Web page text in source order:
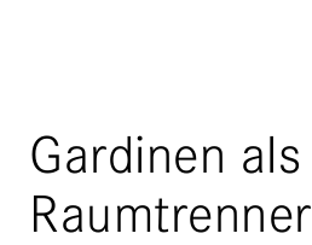
Gardinen als
Raumtrenner